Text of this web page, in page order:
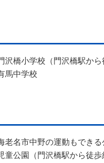
沢橋小学校（門沢橋駅から
馬中学校
老名市中野の運動もできる
童公園（門沢橋駅から徒